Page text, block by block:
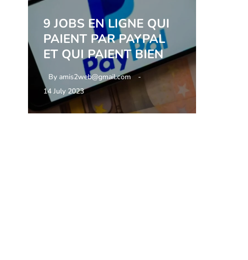
9 JOBS EN LIGNE QUI
PAIENT PAR PAYPAL
ET QUI PAIENT BIEN
By amis2web@gmail.com
14 July 2023